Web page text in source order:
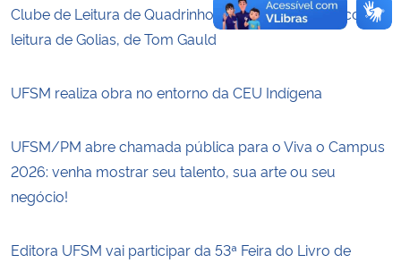
Clube de Leitura de Quadrinhos anuncia encontro com a
leitura de Golias, de Tom Gauld
UFSM realiza obra no entorno da CEU Indígena
UFSM/PM abre chamada pública para o Viva o Campus
2026: venha mostrar seu talento, sua arte ou seu
negócio!
Editora UFSM vai participar da 53ª Feira do Livro de